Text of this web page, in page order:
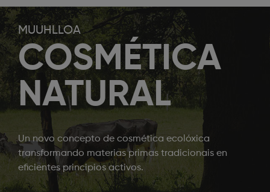
MUUHLLOA
COSMÉTICA
NATURAL
Un novo concepto de cosmética ecolóxica
transformando materias primas tradicionais en
eficientes principios activos.